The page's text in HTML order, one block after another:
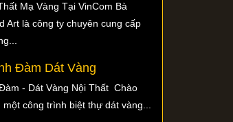
Mạ Vàng Tại VinCom Bà
Art là công ty chuyên cung cấp
Đàm Dát Vàng
- Dát Vàng Nội Thất Chào
công trình biệt thự dát vàng...